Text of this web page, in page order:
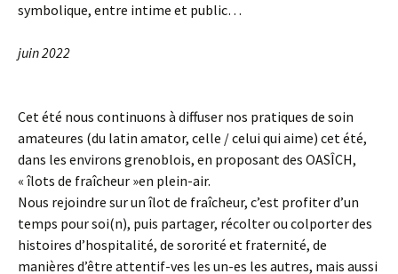
symbolique, entre intime et public…
juin 2022
Cet été nous continuons à diffuser nos pratiques de soin
amateures (du latin amator, celle / celui qui aime) cet été,
dans les environs grenoblois, en proposant des OASÎCH,
« îlots de fraîcheur »en plein-air.
Nous rejoindre sur un îlot de fraîcheur, c’est profiter d’un
temps pour soi(n), puis partager, récolter ou colporter des
histoires d’hospitalité, de sororité et fraternité, de
manières d’être attentif-ves les un-es les autres, mais aussi